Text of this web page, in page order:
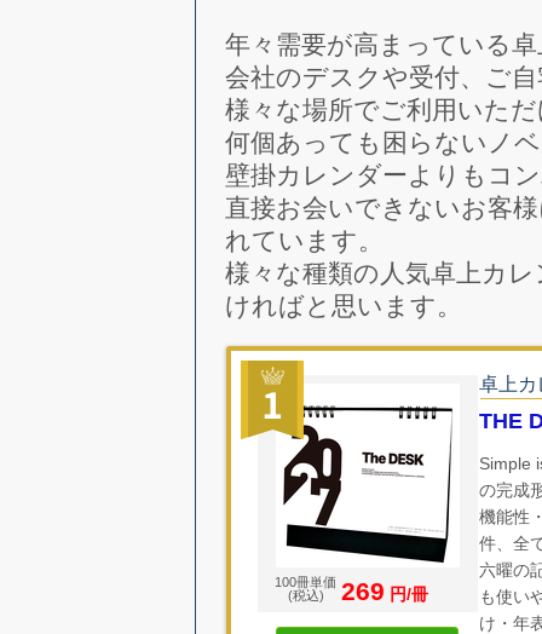
年々需要が高まっている
会社のデスクや受付、ご
様々な場所でご利用いた
何個あっても困らないノ
壁掛カレンダーよりもコ
直接お会いできないお客
れています。
様々な種類の人気卓上カ
ければと思います。
100冊単価
(税込)
269 円/冊
卓上
THE
Simple
の完成
機能性
件、全
六曜の
も使い
け・年